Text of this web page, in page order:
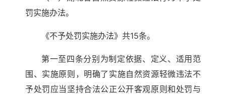
罚实施办法。
《不予处罚实施办法》共15条。
第一至四条分别为制定依据、定义、适用范
围、实施原则，明确了实施自然资源轻微违法不
予处罚应当坚持合法公正公开客观原则和处罚与